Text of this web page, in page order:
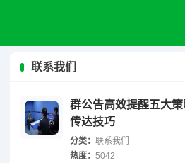
联系我们
群公告高效提醒五大
传达技巧
分类： 联系我们
热度： 5042